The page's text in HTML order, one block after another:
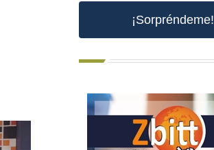
¡Sorpréndeme!